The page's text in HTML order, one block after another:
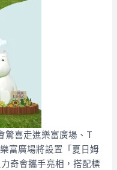
驚喜走進樂富廣場、T
富廣場將設置「夏日姆
奇會攜手亮相，搭配標